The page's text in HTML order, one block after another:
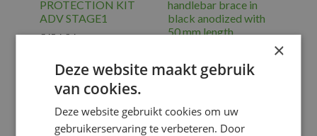
PROTECTION KIT
ADV STAGE1
€434.94
ELECTRONIC,
Voertuiguitrusting
Voeg toe
handlebar brace in
black anodized with
50 mm length.
ACC.
Voeg toe
×
Deze website maakt gebruik
van cookies.
Deze website gebruikt cookies om uw
gebruikerservaring te verbeteren. Door